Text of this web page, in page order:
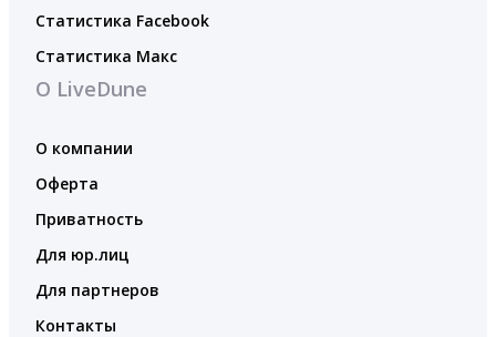
Статистика Facebook
Статистика Макс
О LiveDune
О компании
Оферта
Приватность
Для юр.лиц
Для партнеров
Контакты